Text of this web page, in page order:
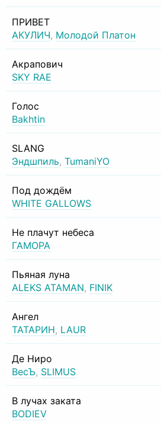
ПРИВЕТ
АКУЛИЧ, Молодой Платон
Акрапович
SKY RAE
Голос
Bakhtin
SLANG
Эндшпиль, TumaniYO
Под дождём
WHITE GALLOWS
Не плачут небеса
ГАМОРА
Пьяная луна
ALEKS ATAMAN, FINIK
Ангел
ТАТАРИН, LAUR
Де Ниро
ВесЪ, SLIMUS
В лучах заката
BODIEV